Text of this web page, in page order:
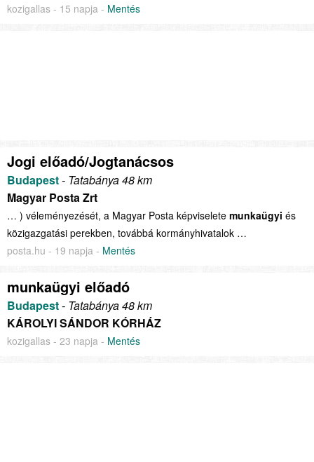
kozigallas - 15 napja - Mentés
Jogi előadó/Jogtanácsos
Budapest- Tatabánya 48 km
Magyar Posta Zrt
… ) véleményezését, a Magyar Posta képviselete munkaügyi és
közigazgatási perekben, továbbá kormányhivatalok …
posta.hu - 19 napja - Mentés
munkaügyi előadó
Budapest- Tatabánya 48 km
KÁROLYI SÁNDOR KÓRHÁZ
kozigallas - 23 napja - Mentés